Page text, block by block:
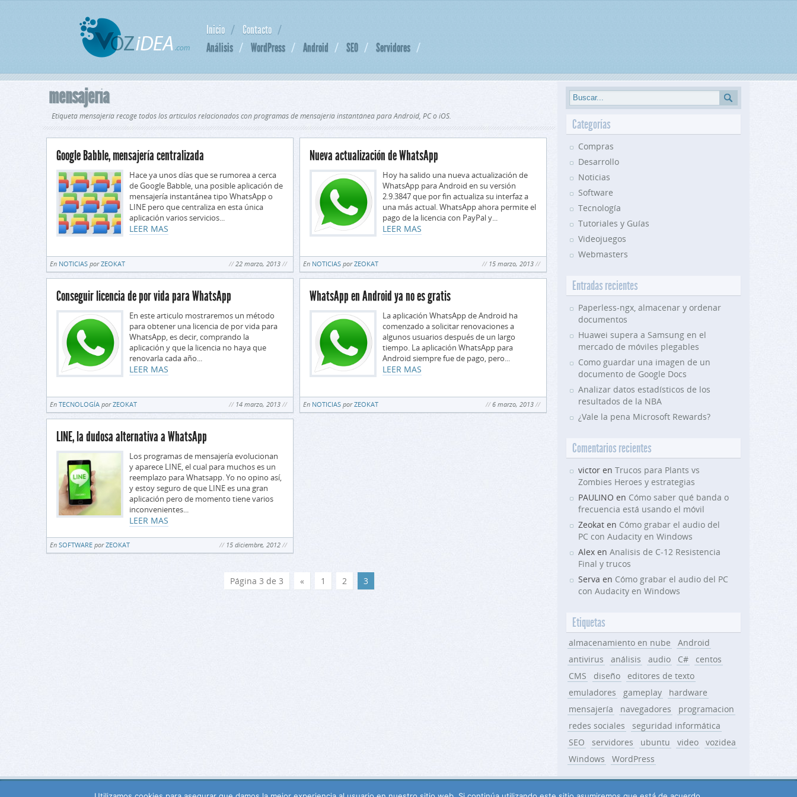
Inicio
Contacto
Análisis
WordPress Android SEO Servidores
mensajería
Etiqueta mensajería recoge todos los artículos relacionados con programas de mensajería instantánea para Android, PC o iOS.
Google Babble, mensajería centralizada
Hace ya unos días que se rumorea a cerca
de Google Babble, una posible aplicación de
mensajería instantánea tipo WhatsApp o
LINE pero que centraliza en esta única
aplicación varios servicios...
LEER MAS
En NOTICIAS porZEOKAT 22 marzo, 2013
Nueva actualización de WhatsApp
Hoy ha salido una nueva actualización de
WhatsApp para Android en su versión
2.9.3847 que por fin actualiza su interfaz a
una más actual. WhatsApp ahora permite el
pago de la licencia con PayPal y...
LEER MAS
En NOTICIAS porZEOKAT 15 marzo, 2013
Conseguir licencia de por vida para WhatsApp
En este articulo mostraremos un método
para obtener una licencia de por vida para
WhatsApp, es decir, comprando la
aplicación y que la licencia no haya que
renovarla cada año...
LEER MAS
En TECNOLOGÍA porZEOKAT 14 marzo, 2013
WhatsApp en Android ya no es gratis
La aplicación WhatsApp de Android ha
comenzado a solicitar renovaciones a
algunos usuarios después de un largo
tiempo. La aplicación WhatsApp para
Android siempre fue de pago, pero...
LEER MAS
En NOTICIAS porZEOKAT 6 marzo, 2013
LINE, la dudosa alternativa a WhatsApp
Los programas de mensajería evolucionan
y aparece LINE, el cual para muchos es un
reemplazo para Whatsapp. Yo no opino así,
y estoy seguro de que LINE es una gran
aplicación pero de momento tiene varios
inconvenientes...
LEER MAS
En SOFTWARE porZEOKAT 15 diciembre, 2012
Página 3 de 3 « 1 2 3
Categorías
Compras
Desarrollo
Noticias
Software
Tecnología
Tutoriales y Guías
Videojuegos
Webmasters
Entradas recientes
Paperless-ngx, almacenar y ordenar
documentos
Huawei supera a Samsung en el
mercado de móviles plegables
Como guardar una imagen de un
documento de Google Docs
Analizar datos estadísticos de los
resultados de la NBA
¿Vale la pena Microsoft Rewards?
Comentarios recientes
victor en Trucos para Plants vs
Zombies Heroes y estrategias
PAULINO en Cómo saber qué banda o
frecuencia está usando el móvil
Zeokat en Cómo grabar el audio del
PC con Audacity en Windows
Alex en Analisis de C-12 Resistencia
Final y trucos
Serva en Cómo grabar el audio del PC
con Audacity en Windows
Etiquetas
almacenamiento en nube
Android
antivirus
análisis audio C#
centos
CMS
diseño
editores de texto
emuladores
gameplay
hardware
mensajería
navegadores
programacion
redes sociales
seguridad informática
SEO
servidores ubuntu video
vozidea
Windows
WordPress